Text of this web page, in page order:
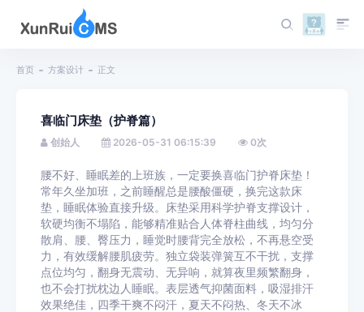
首页 方案设计 正文
喜临门床垫（护脊篇）
创始人 2026-05-31 06:15:39 0次
腰不好、睡眠差的上班族，一定要换喜临门护脊床垫！
常年久坐加班，之前睡醒总是腰酸僵硬，换完这款床
垫，睡眠体验直接升级。床垫采用科学护脊支撑设计，
软硬均衡不塌陷，能够精准贴合人体脊柱曲线，均匀分
散肩、腰、臀压力，睡觉时腰背完全放松，不再悬空受
力，有效缓解腰肌疲劳。独立袋装弹簧互不干扰，支撑
点位均匀，翻身无震动、无异响，就算夜里频繁翻身，
也不会打扰枕边人睡眠。表层透气抑菌面料，吸湿排汗
效果绝佳，四季干爽不闷汗，夏天不闷热、冬天不冰